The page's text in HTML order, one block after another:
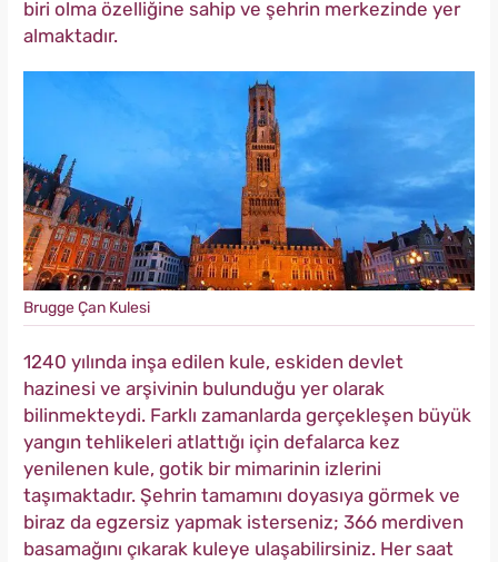
biri olma özelliğine sahip ve şehrin merkezinde yer
almaktadır.
Brugge Çan Kulesi
1240 yılında inşa edilen kule, eskiden devlet
hazinesi ve arşivinin bulunduğu yer olarak
bilinmekteydi. Farklı zamanlarda gerçekleşen büyük
yangın tehlikeleri atlattığı için defalarca kez
yenilenen kule, gotik bir mimarinin izlerini
taşımaktadır. Şehrin tamamını doyasıya görmek ve
biraz da egzersiz yapmak isterseniz; 366 merdiven
basamağını çıkarak kuleye ulaşabilirsiniz. Her saat